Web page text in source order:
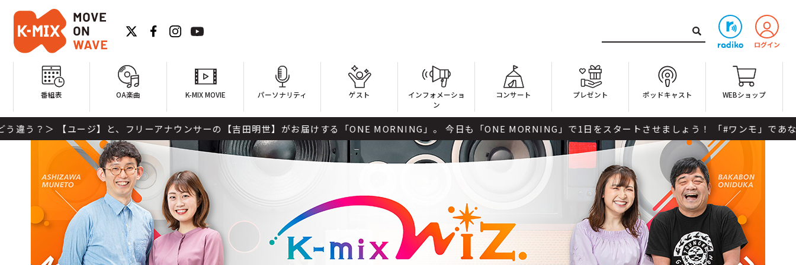
番組表 OA楽曲 K-MIX MOVIE パーソナリティ ゲスト
インフォメーショ
ン
コンサート プレゼント ポッドキャスト WEBショップ
ジ】と、フリーアナウンサーの【吉田明世】がお届けする「ONE MORNING」。 今日も「ONE MORNING」で1日をスタートさせましょう！ 「#ワンモ」であなたの